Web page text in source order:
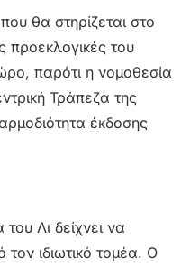
θα στηρίζεται στο
προεκλογικές του
παρότι η νομοθεσία
Τράπεζα της
έκδοσης
Λι δείχνει να
τον ιδιωτικό τομέα. Ο